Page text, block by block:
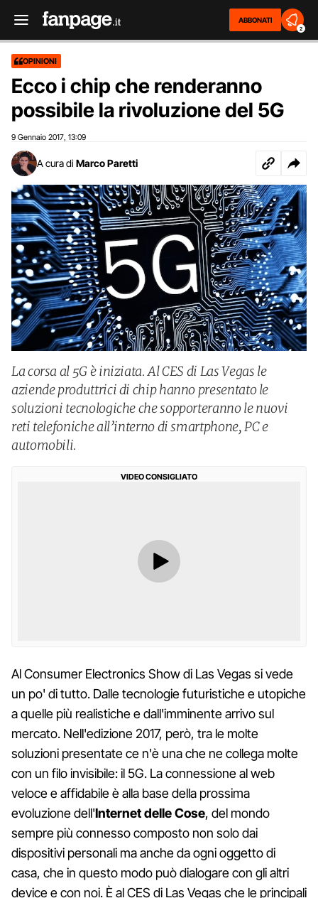
ABBONATI
2
OPINIONI
Ecco i chip che renderanno
possibile la rivoluzione del 5G
9 Gennaio 2017 13:09
A cura di Marco Paretti
La corsa al 5G è iniziata. Al CES di Las Vegas le
aziende produttrici di chip hanno presentato le
soluzioni tecnologiche che sopporteranno le nuovi
reti telefoniche all’interno di smartphone, PC e
automobili.
VIDEO CONSIGLIATO
Al Consumer Electronics Show di Las Vegas si vede
un po' di tutto. Dalle tecnologie futuristiche e utopiche
a quelle più realistiche e dall'imminente arrivo sul
mercato. Nell'edizione 2017, però, tra le molte
soluzioni presentate ce n'è una che ne collega molte
con un filo invisibile: il 5G. La connessione al web
veloce e affidabile è alla base della prossima
evoluzione dell'Internet delle Cose, del mondo
sempre più connesso composto non solo dai
dispositivi personali ma anche da ogni oggetto di
casa, che in questo modo può dialogare con gli altri
device e con noi. È al CES di Las Vegas che le principali